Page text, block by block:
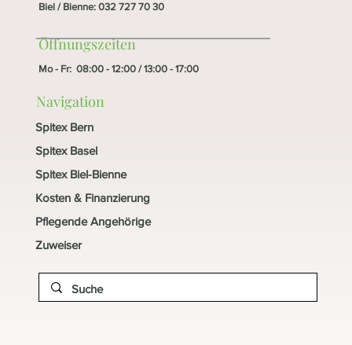
Biel / Bienne:032 727 70 30
Öffnungszeiten
Mo - Fr: 08:00 - 12:00 / 13:00 - 17:00
Navigation
Spitex Bern
Spitex Basel
Spitex Biel-Bienne
Kosten & Finanzierung
Pflegende Angehörige
Zuweiser